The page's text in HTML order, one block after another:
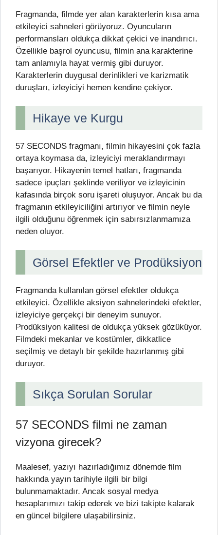
Fragmanda, filmde yer alan karakterlerin kısa ama
etkileyici sahneleri görüyoruz. Oyuncuların
performansları oldukça dikkat çekici ve inandırıcı.
Özellikle başrol oyuncusu, filmin ana karakterine
tam anlamıyla hayat vermiş gibi duruyor.
Karakterlerin duygusal derinlikleri ve karizmatik
duruşları, izleyiciyi hemen kendine çekiyor.
Hikaye ve Kurgu
57 SECONDS fragmanı, filmin hikayesini çok fazla
ortaya koymasa da, izleyiciyi meraklandırmayı
başarıyor. Hikayenin temel hatları, fragmanda
sadece ipuçları şeklinde veriliyor ve izleyicinin
kafasında birçok soru işareti oluşuyor. Ancak bu da
fragmanın etkileyiciliğini artırıyor ve filmin neyle
ilgili olduğunu öğrenmek için sabırsızlanmamıza
neden oluyor.
Görsel Efektler ve Prodüksiyon
Fragmanda kullanılan görsel efektler oldukça
etkileyici. Özellikle aksiyon sahnelerindeki efektler,
izleyiciye gerçekçi bir deneyim sunuyor.
Prodüksiyon kalitesi de oldukça yüksek gözüküyor.
Filmdeki mekanlar ve kostümler, dikkatlice
seçilmiş ve detaylı bir şekilde hazırlanmış gibi
duruyor.
Sıkça Sorulan Sorular
57 SECONDS filmi ne zaman
vizyona girecek?
Maalesef, yazıyı hazırladığımız dönemde film
hakkında yayın tarihiyle ilgili bir bilgi
bulunmamaktadır. Ancak sosyal medya
hesaplarımızı takip ederek ve bizi takipte kalarak
en güncel bilgilere ulaşabilirsiniz.